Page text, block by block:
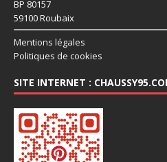
BP 80157
59100 Roubaix
Mentions légales
Politiques de cookies
SITE INTERNET :